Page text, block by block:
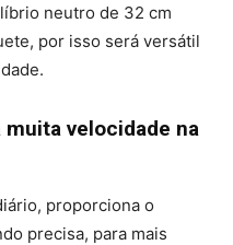
neutro de 32 cm
por isso será versátil
velocidade na
proporciona o
precisa, para mais